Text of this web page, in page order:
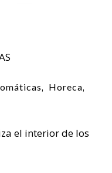
, Horeca,
el interior de los